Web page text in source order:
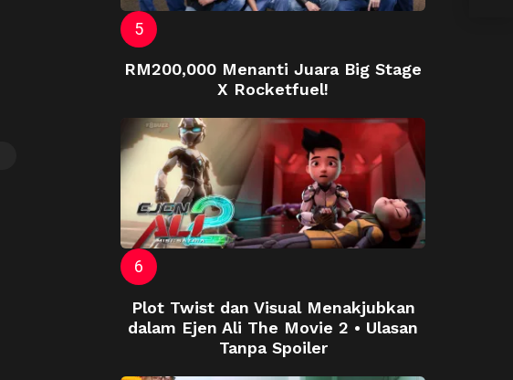
RM200,000 Menanti Juara Big Stage
X Rocketfuel!
Plot Twist dan Visual Menakjubkan
dalam Ejen Ali The Movie 2 • Ulasan
Tanpa Spoiler